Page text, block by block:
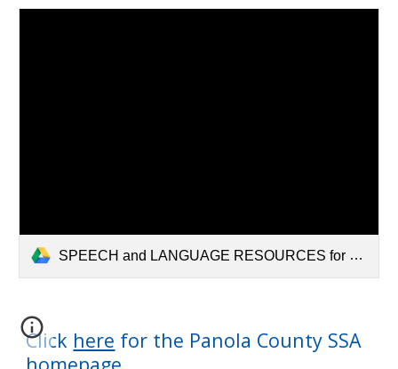
SPEECH and LANGUAGE RESOURCES for parents.pdf
Click here for the Panola County SSA